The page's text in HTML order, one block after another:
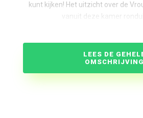
kunt kijken! Het uitzicht over de
vanuit deze kamer
LEES DE
OMSCHRIJVING